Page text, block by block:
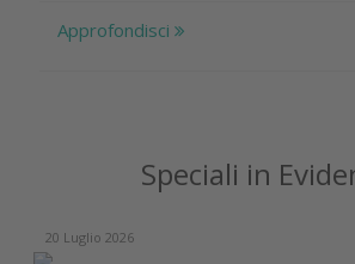
Approfondisci
Speciali in
20 Luglio 2026